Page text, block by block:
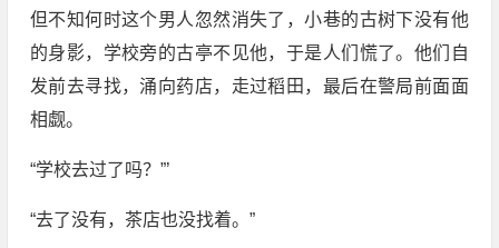
但不知何时这个男人忽然消失了，小巷的古树下没有他
的身影，学校旁的古亭不见他，于是人们慌了。他们自
发前去寻找，涌向药店，走过稻田，最后在警局前面面
相觑。
“学校去过了吗？”’
“去了没有，茶店也没找着。”